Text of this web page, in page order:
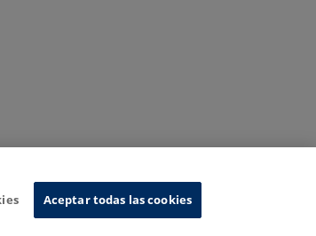
Aceptar todas las cookies